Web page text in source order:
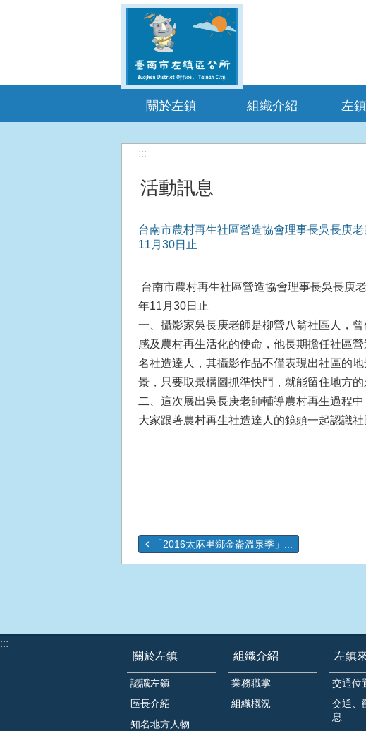
關於左鎮 組織介紹 左
:::
活動訊息
台南市農村再生社區營造協會理事長吳長庚
11月30日止
台南市農村再生社區營造協會理事長吳長庚
年11月30日止
一、攝影家吳長庚老師是柳營八翁社區人，
感及農村再生活化的使命，他長期擔任社區
名社造達人，其攝影作品不僅表現出社區的
景，只要取景構圖抓準快門，就能留住地方的
二、這次展出吳長庚老師輔導農村再生過程
大家跟著農村再生社造達人的鏡頭一起認識社
「2016太麻里鄉金崙溫泉季」...
:::
關於左鎮
認識左鎮
區長介紹
知名地方人物
組織介紹
業務職掌
組織概況
左鎮
交通位
交通、
息